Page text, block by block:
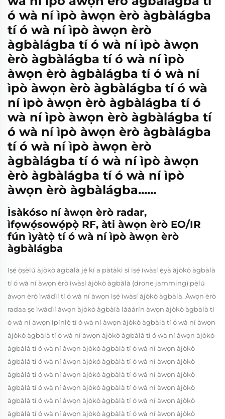
ó wà ní ìpò àwọn èrò àgbàlágba
tí ó wà ní ìpò àwọn èrò
àgbàlágba tí ó wà ní ìpò àwọn
èrò àgbàlágba tí ó wà ní ìpò
àwọn èrò àgbàlágba tí ó wà ní
ìpò àwọn èrò àgbàlágba tí ó wà
ní ìpò àwọn èrò àgbàlágba tí ó
wà ní ìpò àwọn èrò àgbàlágba tí
ó wà ní ìpò àwọn èrò àgbàlágba
tí ó wà ní ìpò àwọn èrò
àgbàlágba tí ó wà ní ìpò àwọn
èrò àgbàlágba tí ó wà ní ìpò
àwọn èrò àgbàlágba......
Ìsàkóso ní àwọn èrò radar,
ìfọwọ́sowọ́pọ̀ RF, àti àwọn èrò EO/IR
fún ìyàtọ̀ tí ó wà ní ìpò àwọn èrò
àgbàlágba
Iṣẹ́ ọ̀ṣèlú àjòkò àgbàlà jẹ́ kí a pàtàkì sí iṣẹ́ ìwàsí ẹ̀yà àjòkò àgbàlà
tí ó wà ní àwọn èrò ìwàsí àjòkò àgbàlà (drone jamming) pẹ̀lú
àwọn èrò ìwádìí tí ó wà ní àwọn ìṣẹ́ ìwàsí àjòkò àgbàlà. Àwọn èrò
radaa ṣe ìwádìí àwọn àjòkò àgbàlà láàárín àwọn àjòkò àgbàlà tí
ó wà ní àwọn ìpínlè tí ó wà ní àwọn àjòkò àgbàlà tí ó wà ní àwọn
àjòkò àgbàlà tí ó wà ní àwọn àjòkò àgbàlà tí ó wà ní àwọn àjòkò
àgbàlà tí ó wà ní àwọn àjòkò àgbàlà tí ó wà ní àwọn àjòkò
àgbàlà tí ó wà ní àwọn àjòkò àgbàlà tí ó wà ní àwọn àjòkò
àgbàlà tí ó wà ní àwọn àjòkò àgbàlà tí ó wà ní àwọn àjòkò
àgbàlà tí ó wà ní àwọn àjòkò àgbàlà tí ó wà ní àwọn àjòkò
àgbàlà tí ó wà ní àwọn àjòkò àgbàlà tí ó wà ní àwọn àjòkò
àgbàlà tí ó wà ní àwọn àjòkò àgbàlà tí ó wà ní àwọn àjòkò